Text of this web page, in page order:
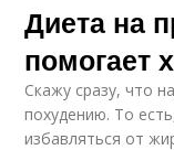
Диета на
помогает
Скажу сразу, что
похудению. То
избавляться от